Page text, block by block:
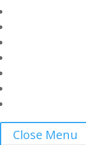
Close Menu